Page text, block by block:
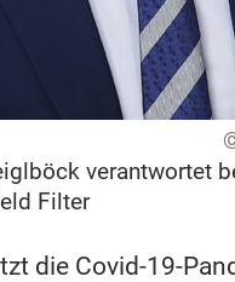
verantwortet
Filter
die Covid-19-